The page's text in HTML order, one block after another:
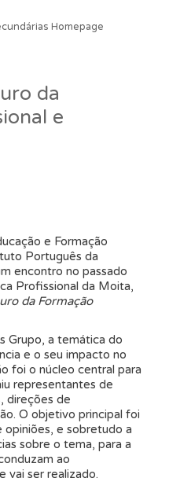
Homepage
da
e
e Formação
Português da
encontro no passado
Profissional da Moita,
da Formação
Grupo, a temática do
e o seu impacto no
foi o núcleo central para
representantes de
direções de
O objetivo principal foi
opiniões, e sobretudo a
sobre o tema, para a
ao
vai ser realizado.